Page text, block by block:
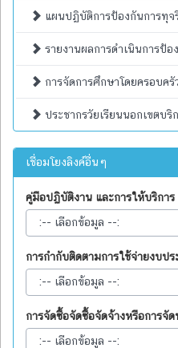
แผนปฏิบัติการป้องกันการทุจ
รายงานผลการดำเนินการป้
การจัดการศึกษาโดยครอบครั
ประชากรวัยเรียนนอกเขตบริ
เชื่อมโยงลิงค์อื่นๆ
คู่มือปฏิบัติงาน และการให้บริการ
การกำกับติดตามการใช้จ่ายงบป
การจัดซื้อจัดซื้อจัดจ้างหรือการจั